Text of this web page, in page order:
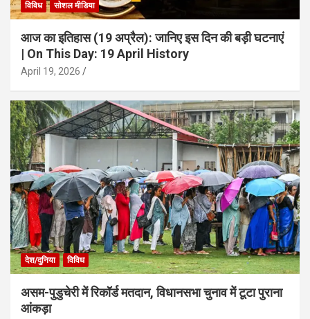
विविध सोशल मीडिया
आज का इतिहास (19 अप्रैल): जानिए इस दिन की बड़ी घटनाएं
| On This Day: 19 April History
April 19, 2026
देश/दुनिया विविध
असम-पुडुचेरी में रिकॉर्ड मतदान, विधानसभा चुनाव में टूटा पुराना
आंकड़ा